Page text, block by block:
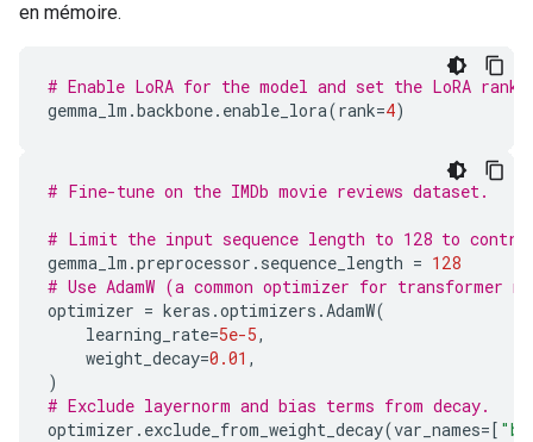
en mémoire.
# Enable LoRA for the model and set the LoRA
gemma_lm .backbone. enable_lora(rank=4)
# Fine-tune on the IMDb movie reviews dataset.
# Limit the input sequence length to 128 to control
gemma_lm .preprocessor . sequence_length = 128
# Use AdamW (a common optimizer for transformer
optimizer = keras .optimizers .AdamW(
learning_rate=5e-5,
weight_decay=0.01 ,
)
# Exclude layernorm and bias terms from decay.
optimizer . exclude_from_weight_decay(var_names=[